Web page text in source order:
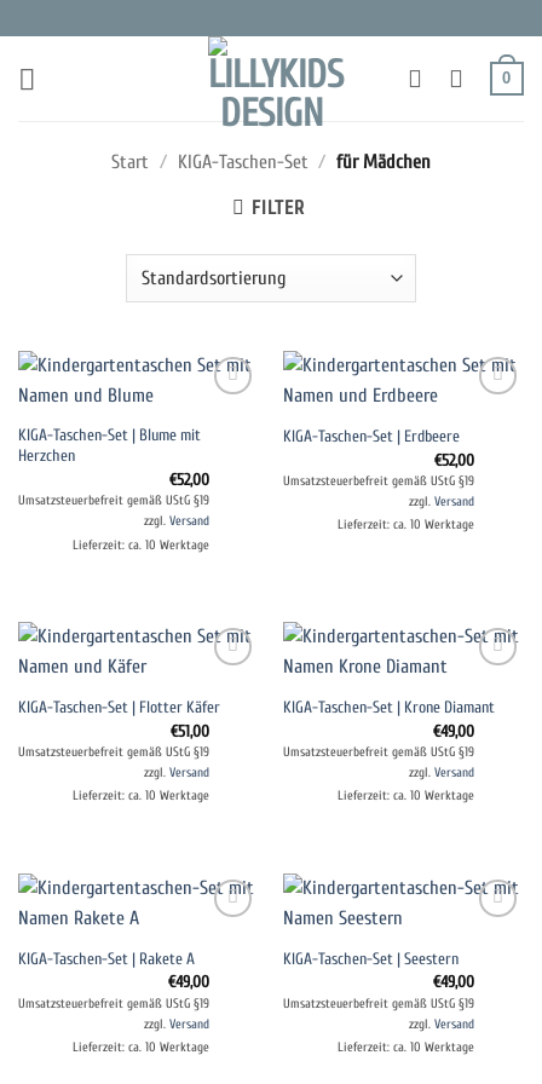
Inhalt
springen
0
Start / KIGA-Taschen-Set / für Mädchen
FILTER
Wunschliste
KIGA-Taschen-Set | Blume mit
Herzchen
€52,00
Umsatzsteuerbefreit gemäß UStG §19
zzgl. Versand
Lieferzeit: ca. 10 Werktage
Wunschliste
KIGA-Taschen-Set | Erdbeere
€52,00
Umsatzsteuerbefreit gemäß UStG §19
zzgl. Versand
Lieferzeit: ca. 10 Werktage
Wunschliste
KIGA-Taschen-Set | Flotter Käfer
€51,00
Umsatzsteuerbefreit gemäß UStG §19
zzgl. Versand
Lieferzeit: ca. 10 Werktage
Wunschliste
KIGA-Taschen-Set | Krone Diamant
€49,00
Umsatzsteuerbefreit gemäß UStG §19
zzgl. Versand
Lieferzeit: ca. 10 Werktage
Wunschliste
KIGA-Taschen-Set | Rakete A
€49,00
Umsatzsteuerbefreit gemäß UStG §19
zzgl. Versand
Lieferzeit: ca. 10 Werktage
Wunschliste
KIGA-Taschen-Set | Seestern
€49,00
Umsatzsteuerbefreit gemäß UStG §19
zzgl. Versand
Lieferzeit: ca. 10 Werktage